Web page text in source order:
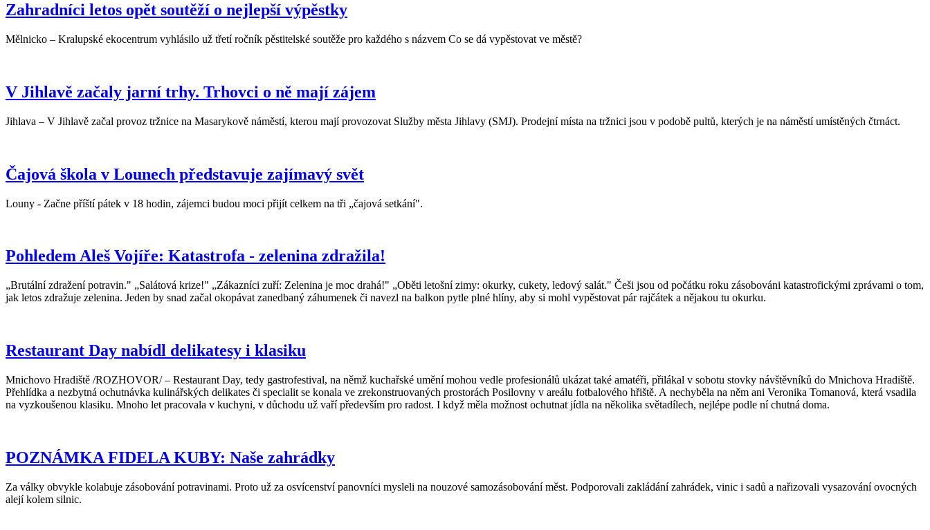
Zahradníci letos opět soutěží o nejlepší výpěstky
Mělnicko – Kralupské ekocentrum vyhlásilo už třetí ročník pěstitelské soutěže pro každého s názvem Co se dá vypěstovat ve městě?
V Jihlavě začaly jarní trhy. Trhovci o ně mají zájem
Jihlava – V Jihlavě začal provoz tržnice na Masarykově náměstí, kterou mají provozovat Služby města Jihlavy (SMJ). Prodejní místa na tržnici jsou v podobě pultů, kterých je na náměstí umístěných čtrnáct.
Čajová škola v Lounech představuje zajímavý svět
Louny - Začne příští pátek v 18 hodin, zájemci budou moci přijít celkem na tři „čajová setkání".
Pohledem Aleš Vojíře: Katastrofa - zelenina zdražila!
„Brutální zdražení potravin." „Salátová krize!" „Zákazníci zuří: Zelenina je moc drahá!" „Oběti letošní zimy: okurky, cukety, ledový salát." Češi jsou od počátku roku zásobováni katastrofickými zprávami o tom,
jak letos zdražuje zelenina. Jeden by snad začal okopávat zanedbaný záhumenek či navezl na balkon pytle plné hlíny, aby si mohl vypěstovat pár rajčátek a nějakou tu okurku.
Restaurant Day nabídl delikatesy i klasiku
Mnichovo Hradiště /ROZHOVOR/ – Restaurant Day, tedy gastrofestival, na němž kuchařské umění mohou vedle profesionálů ukázat také amatéři, přilákal v sobotu stovky návštěvníků do Mnichova Hradiště.
Přehlídka a nezbytná ochutnávka kulinářských delikates či specialit se konala ve zrekonstruovaných prostorách Posilovny v areálu fotbalového hřiště. A nechyběla na něm ani Veronika Tomanová, která vsadila
na vyzkoušenou klasiku. Mnoho let pracovala v kuchyni, v důchodu už vaří především pro radost. I když měla možnost ochutnat jídla na několika světadílech, nejlépe podle ní chutná doma.
POZNÁMKA FIDELA KUBY: Naše zahrádky
Za války obvykle kolabuje zásobování potravinami. Proto už za osvícenství panovníci mysleli na nouzové samozásobování měst. Podporovali zakládání zahrádek, vinic i sadů a nařizovali vysazování ovocných
alejí kolem silnic.